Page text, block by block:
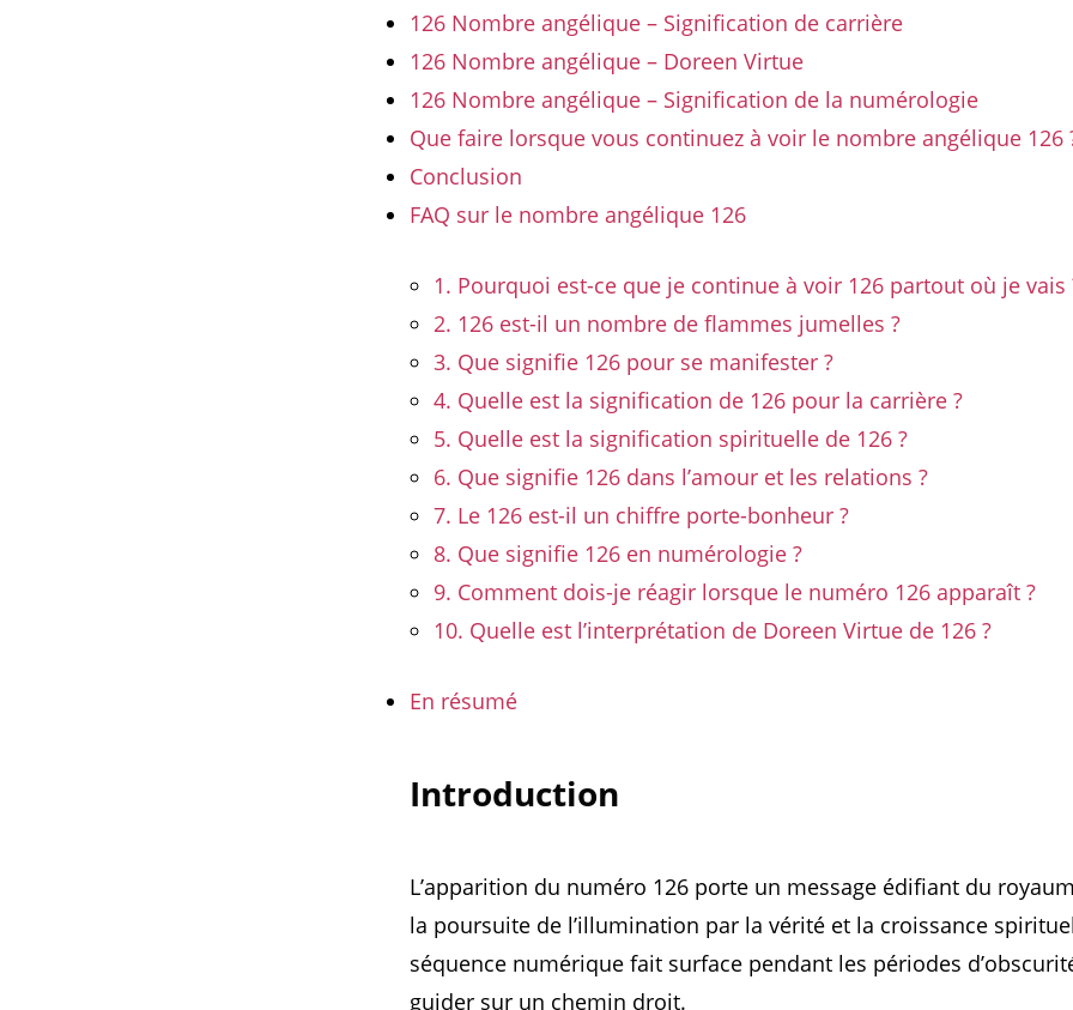
126 Nombre angélique – Signification de carrière
126 Nombre angélique – Doreen Virtue
126 Nombre angélique – Signification de la numérologie
Que faire lorsque vous continuez à voir le nombre angélique 126
Conclusion
FAQ sur le nombre angélique 126
1. Pourquoi est-ce que je continue à voir 126 partout où je vais
2. 126 est-il un nombre de flammes jumelles ?
3. Que signifie 126 pour se manifester ?
4. Quelle est la signification de 126 pour la carrière ?
5. Quelle est la signification spirituelle de 126 ?
6. Que signifie 126 dans l’amour et les relations ?
7. Le 126 est-il un chiffre porte-bonheur ?
8. Que signifie 126 en numérologie ?
9. Comment dois-je réagir lorsque le numéro 126 apparaît ?
10. Quelle est l’interprétation de Doreen Virtue de 126 ?
En résumé
Introduction
L’apparition du numéro 126 porte un message édifiant du
la poursuite de l’illumination par la vérité et la croissance
séquence numérique fait surface pendant les périodes
guider sur un chemin droit.